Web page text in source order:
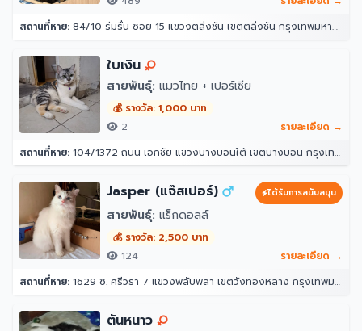
สถานที่หาย: 84/10 ร่มรื่น ซอย 15 แขวงตลิ่งชัน เขตตลิ่งชัน กรุงเทพมหานคร 10170
ใบเงิน
สายพันธุ์: แมวไทย + เปอร์เซีย
💰 รางวัล: 1,000 บาท
2
รายละเอียด →
สถานที่หาย: 104/1372 ถนน เอกชัย แขวงบางบอนใต้ เขตบางบอน กรุงเทพมหานคร 10150
Jasper (แจ๊สเปอร์) ได้รับการสนับสนุน
สายพันธุ์: แร็กดอลล์
💰 รางวัล: 2,500 บาท
124
รายละเอียด →
สถานที่หาย: 1629 ซ. ศรีวรา 7 แขวงพลับพลา เขตวังทองหลาง กรุงเทพมหานคร 10312
ต้นหนาว